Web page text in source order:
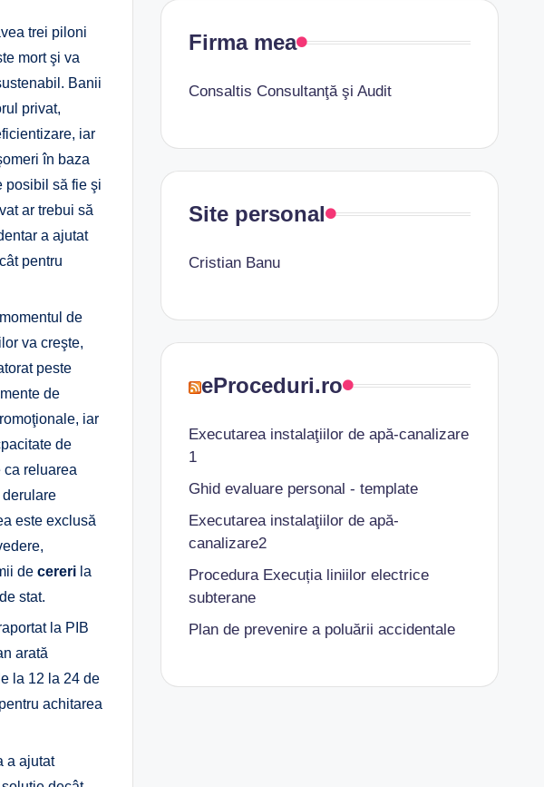
trei piloni
mort şi va
Banii
privat,
iar
în baza
posibil să fie şi
ar trebui să
a ajutat
pentru
de
va creşte,
peste
de
iar
de
ca reluarea
este exclusă
de cereri la
stat.
la PIB
arată
la 12 la 24 de
achitarea
a ajutat
Firma mea
Consaltis Consultanţă şi Audit
Site personal
Cristian Banu
eProceduri.ro
Executarea instalaţiilor de apă-canalizare
1
Ghid evaluare personal - template
Executarea instalaţiilor de apă-
canalizare2
Procedura Execuția liniilor electrice
subterane
Plan de prevenire a poluării accidentale